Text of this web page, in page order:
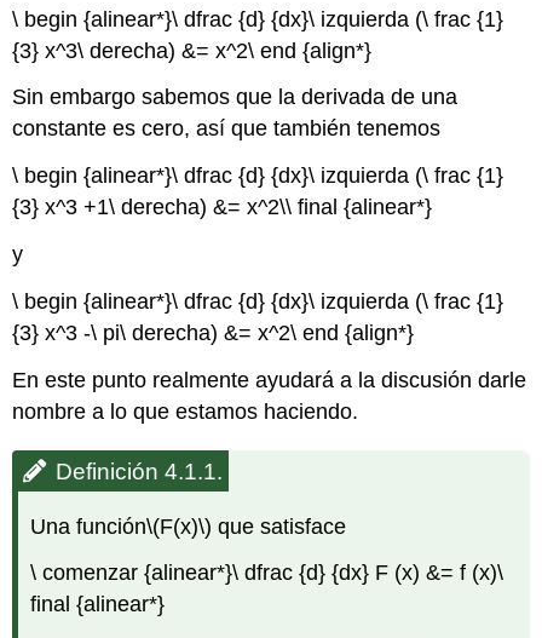
\ begin {alinear*}\ dfrac {d} {dx}\ izquierda (\ frac {1}
{3} x^3\ derecha) &= x^2\ end {align*}
Sin embargo sabemos que la derivada de una
constante es cero, así que también tenemos
\ begin {alinear*}\ dfrac {d} {dx}\ izquierda (\ frac {1}
{3} x^3 +1\ derecha) &= x^2\\ final {alinear*}
y
\ begin {alinear*}\ dfrac {d} {dx}\ izquierda (\ frac {1}
{3} x^3 -\ pi\ derecha) &= x^2\ end {align*}
En este punto realmente ayudará a la discusión darle
nombre a lo que estamos haciendo.
Definición 4.1.1.
Una función\(F(x)\) que satisface
\ comenzar {alinear*}\ dfrac {d} {dx} F (x) &= f (x)\
final {alinear*}